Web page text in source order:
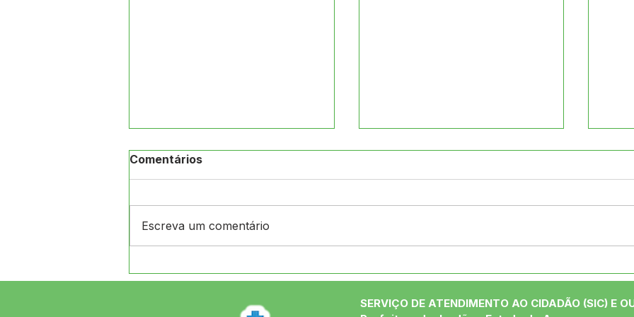
Secretaria de Assistência
Aldeia Arco-Íris, levando
realiza caminhada em
alusão ao Dia Internacional
da Mulher
Comentários
Escreva um comentário
SERVIÇO DE ATENDIMENTO AO CIDADÃO (SIC) E